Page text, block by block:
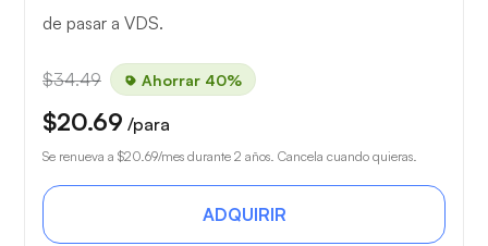
de pasar a VDS.
$34.49 Ahorrar 40%
$20.69 /para
Se renueva a $20.69/mes durante 2 años. Cancela cuando quieras.
ADQUIRIR